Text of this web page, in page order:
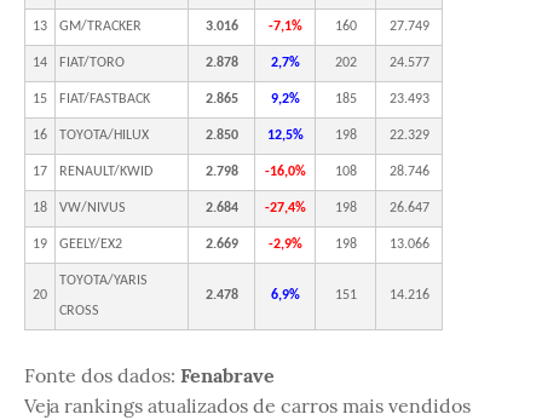
13 GM/TRACKER 3.016 -7,1% 160 27.749
14 FIAT/TORO 2.878 2,7% 202 24.577
15 FIAT/FASTBACK 2.865 9,2% 185 23.493
16 TOYOTA/HILUX 2.850 12,5% 198 22.329
17 RENAULT/KWID 2.798 -16,0% 108 28.746
18 VW/NIVUS 2.684 -27,4% 198 26.647
19 GEELY/EX2 2.669 -2,9% 198 13.066
20
TOYOTA/YARIS
CROSS
2.478 6,9% 151 14.216
Fonte dos dados: Fenabrave
Veja rankings atualizados de carros mais vendidos